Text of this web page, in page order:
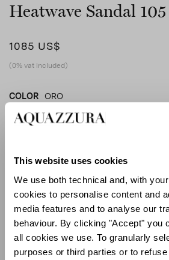
This website uses cookies
We use both technical and, with
cookies to personalise content and
media features and to analyse our
behaviour. By clicking "Accept" you
all cookies we use. To granularly
purposes or third parties or to
Heatwave Sandal 105
1085 US$
(0% vat included)
COLOR ORO
ORO
Seleccionar talla (EU)